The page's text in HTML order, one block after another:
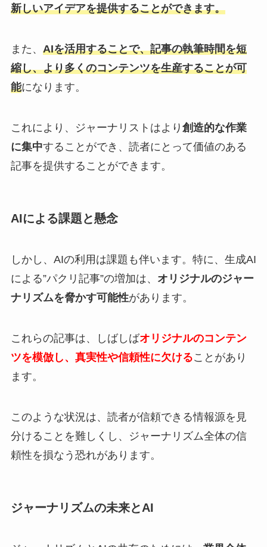
新しいアイデアを提供することができます。
また、 AIを活用することで、記事の執筆時間を短
縮し、より多くのコンテンツを生産することが可
能になります。
これにより、ジャーナリストはより 創造的な作業
に集中することができ、読者にとって価値のある
記事を提供することができます。
AIによる課題と懸念
しかし、AIの利用は課題も伴います。特に、生成AI
による”パクリ記事”の増加は、 オリジナルのジャー
ナリズムを脅かす可能性があります。
これらの記事は、しばしばオリジナルのコンテン
ツを模倣し、真実性や信頼性に欠けることがあり
ます。
このような状況は、読者が信頼できる情報源を見
分けることを難しくし、ジャーナリズム全体の信
頼性を損なう恐れがあります。
ジャーナリズムの未来とAI